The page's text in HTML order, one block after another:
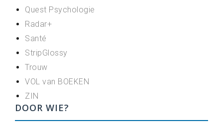
Quest Psychologie
Radar+
Santé
StripGlossy
Trouw
VOL van BOEKEN
ZIN
DOOR WIE?